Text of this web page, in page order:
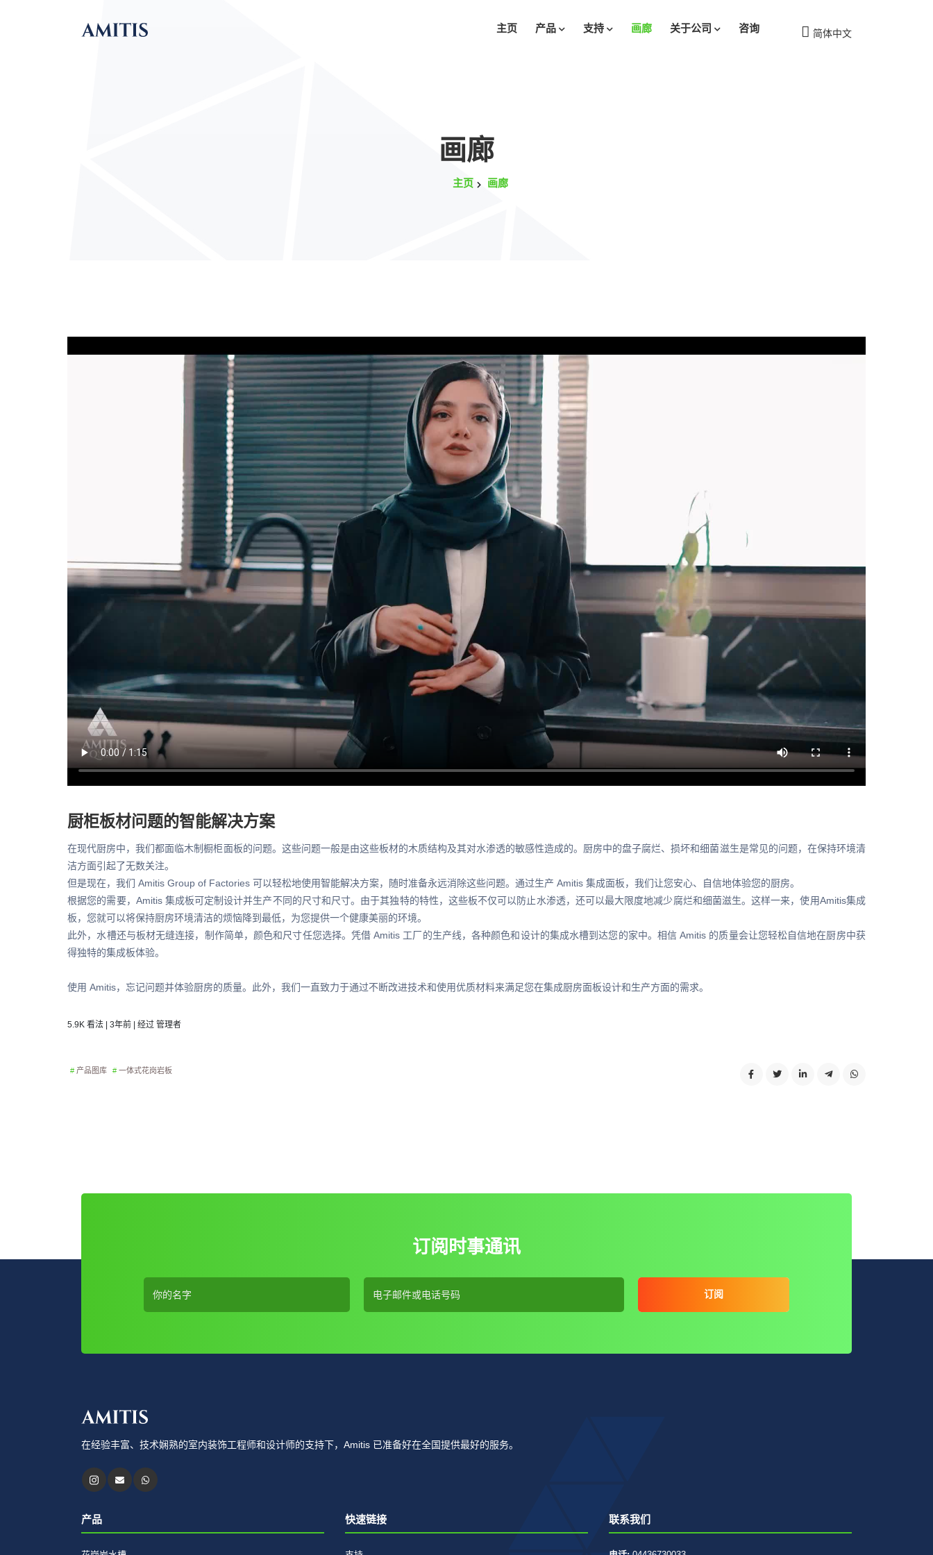
主页 产品 支持 画廊 关于公司 咨询 简体中文
画廊
主页 画廊
厨柜板材问题的智能解决方案
在现代厨房中，我们都面临木制橱柜面板的问题。这些问题一般是由这些板材的木质结构及其对水渗透的敏感性造成的。厨房中的盘子腐烂、损坏和细菌滋生是常见的问题，在保持环境清
洁方面引起了无数关注。
但是现在，我们 Amitis Group of Factories 可以轻松地使用智能解决方案，随时准备永远消除这些问题。通过生产 Amitis 集成面板，我们让您安心、自信地体验您的厨房。
根据您的需要，Amitis 集成板可定制设计并生产不同的尺寸和尺寸。由于其独特的特性，这些板不仅可以防止水渗透，还可以最大限度地减少腐烂和细菌滋生。这样一来，使用Amitis集成
板，您就可以将保持厨房环境清洁的烦恼降到最低，为您提供一个健康美丽的环境。
此外，水槽还与板材无缝连接，制作简单，颜色和尺寸任您选择。凭借 Amitis 工厂的生产线，各种颜色和设计的集成水槽到达您的家中。相信 Amitis 的质量会让您轻松自信地在厨房中获
得独特的集成板体验。
使用 Amitis，忘记问题并体验厨房的质量。此外，我们一直致力于通过不断改进技术和使用优质材料来满足您在集成厨房面板设计和生产方面的需求。
5.9K 看法 | 3年前 | 经过 管理者
产品图库 一体式花岗岩板
订阅时事通讯
订阅
在经验丰富、技术娴熟的室内装饰工程师和设计师的支持下，Amitis 已准备好在全国提供最好的服务。
产品 快速链接 联系我们